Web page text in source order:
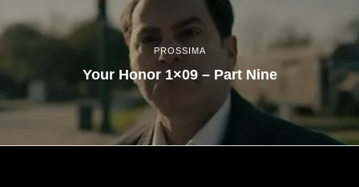
PROSSIMA
Your Honor 1×09 – Part Nine